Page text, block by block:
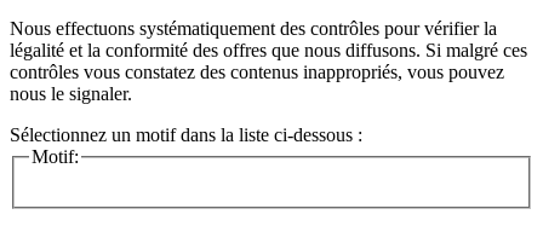
Nous effectuons systématiquement des contrôles pour vérifier la
légalité et la conformité des offres que nous diffusons. Si malgré ces
contrôles vous constatez des contenus inappropriés, vous pouvez
nous le signaler.
Sélectionnez un motif dans la liste ci-dessous :
Motif: